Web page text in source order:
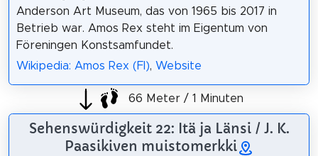
Anderson Art Museum, das von 1965 bis 2017 in
Betrieb war. Amos Rex steht im Eigentum von
Föreningen Konstsamfundet.
Wikipedia: Amos Rex (FI), Website
66 Meter / 1 Minuten
Sehenswürdigkeit 22: Itä ja Länsi / J. K.
Paasikiven muistomerkki